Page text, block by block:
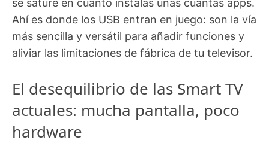
Ahí es donde los USB entran en juego: son la vía
más sencilla y versátil para añadir funciones y
aliviar las limitaciones de fábrica de tu televisor.
El desequilibrio de las Smart TV
actuales: mucha pantalla, poco
hardware